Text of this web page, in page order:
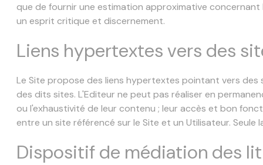
que de fournir une estimation approximative
un esprit critique et discernement.
Liens hypertextes vers des
Le Site propose des liens hypertextes pointant vers
des dits sites. L'Editeur ne peut pas réaliser en
ou l'exhaustivité de leur contenu ; leur accès et bon
entre un site référencé sur le Site et un Utilisateur.
Dispositif de médiation des